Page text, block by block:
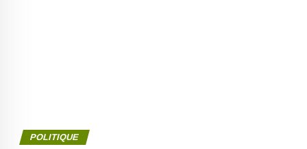
POLITIQUE